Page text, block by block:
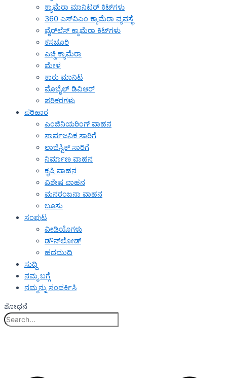
ಕ್ಯಾಮೆರಾ ಮಾನಿಟರ್ ಕಿಟ್‌ಗಳು
360 ಎಸ್‌ವಿಎಂ ಕ್ಯಾಮೆರಾ ವ್ಯವಸ್ಥೆ
ವೈರ್‌ಲೆಸ್ ಕ್ಯಾಮೆರಾ ಕಿಟ್‌ಗಳು
ಕಸಚೂರಿ
ಎಚ್ಡಿ ಕ್ಯಾಮೆರಾ
ಮೇಳ
ಕಾರು ಮಾನಿಟ
ಮೊಬೈಲ್ ಡಿವಿಆರ್
ಪರಿಕರಗಳು
ಪರಿಹಾರ
ಎಂಜಿನಿಯರಿಂಗ್ ವಾಹನ
ಸಾರ್ವಜನಿಕ ಸಾರಿಗೆ
ಲಾಜಿಸ್ಟಿಕ್ ಸಾರಿಗೆ
ನಿರ್ಮಾಣ ವಾಹನ
ಕೃಷಿ ವಾಹನ
ವಿಶೇಷ ವಾಹನ
ಮನರಂಜನಾ ವಾಹನ
ಬೂಸು
ಸಂಪುಟ
ವೀಡಿಯೊಗಳು
ಡೌನ್‌ಲೋಡ್
ಹದಮುದಿ
ಸುದ್ದಿ
ನಮ್ಮ ಬಗ್ಗೆ
ನಮ್ಮನ್ನು ಸಂಪರ್ಕಿಸಿ
ಶೋಧನೆ